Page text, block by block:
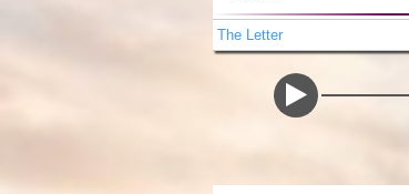
The Letter